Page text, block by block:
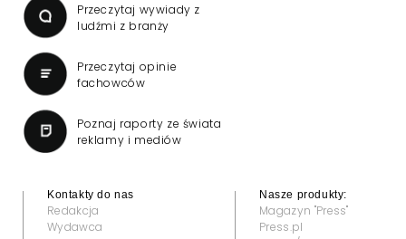
Przeczytaj wywiady z
ludźmi z branży
Przeczytaj opinie
fachowców
Poznaj raporty ze świata
reklamy i mediów
Kontakty do nas
Redakcja
Wydawca
Nasze produkty:
Magazyn "Press"
Press.pl